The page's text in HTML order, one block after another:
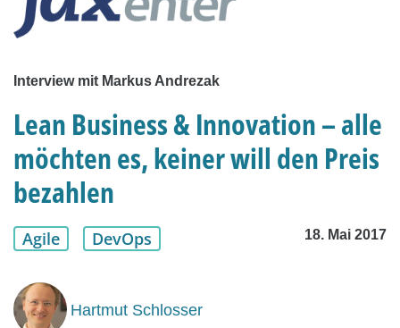
Interview mit Markus Andrezak
Lean Business & Innovation – alle
möchten es, keiner will den Preis
bezahlen
Agile DevOps 18. Mai 2017
Hartmut Schlosser